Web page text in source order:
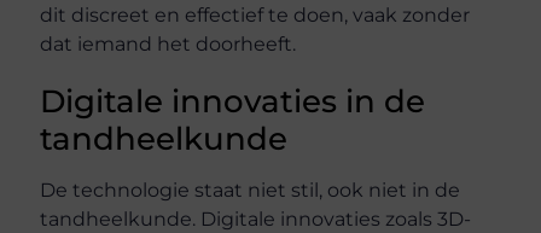
dit discreet en effectief te doen, vaak zonder
dat iemand het doorheeft.
Digitale innovaties in de
tandheelkunde
De technologie staat niet stil, ook niet in de
tandheelkunde. Digitale innovaties zoals 3D-